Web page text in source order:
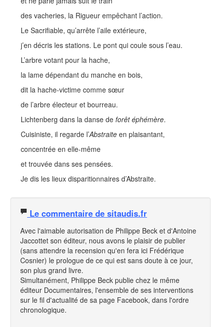
des vacheries, la Rigueur empêchant l’action.
Le Sacrifiable, qu’arrête l’aile extérieure,
j’en décris les stations. Le pont qui coule sous l’eau.
L’arbre votant pour la hache,
la lame dépendant du manche en bois,
dit la hache-victime comme sœur
de l’arbre électeur et bourreau.
Lichtenberg dans la danse de forêt éphémère.
Cuisiniste, il regarde l’Abstraite en plaisantant,
concentrée en elle-même
et trouvée dans ses pensées.
Je dis les lieux disparitionnaires d’Abstraite.
Le commentaire de sitaudis.fr
Avec l'aimable autorisation de Philippe Beck et d'Antoine
Jaccottet son éditeur, nous avons le plaisir de publier
(sans attendre la recension qu'en fera ici Frédérique
Cosnier) le prologue de ce qui est sans doute à ce jour,
son plus grand livre.
Simultanément, Philippe Beck publie chez le même
éditeur Documentaires, l'ensemble de ses interventions
sur le fil d'actualité de sa page Facebook, dans l'ordre
chronologique.